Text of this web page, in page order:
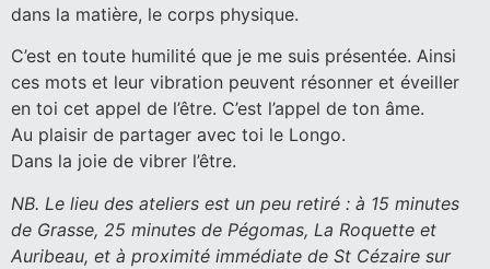
dans la matière, le corps physique.
C’est en toute humilité que je me suis présentée. Ainsi
ces mots et leur vibration peuvent résonner et éveiller
en toi cet appel de l’être. C’est l’appel de ton âme.
Au plaisir de partager avec toi le Longo.
Dans la joie de vibrer l’être.
NB. Le lieu des ateliers est un peu retiré : à 15 minutes
de Grasse, 25 minutes de Pégomas, La Roquette et
Auribeau, et à proximité immédiate de St Cézaire sur